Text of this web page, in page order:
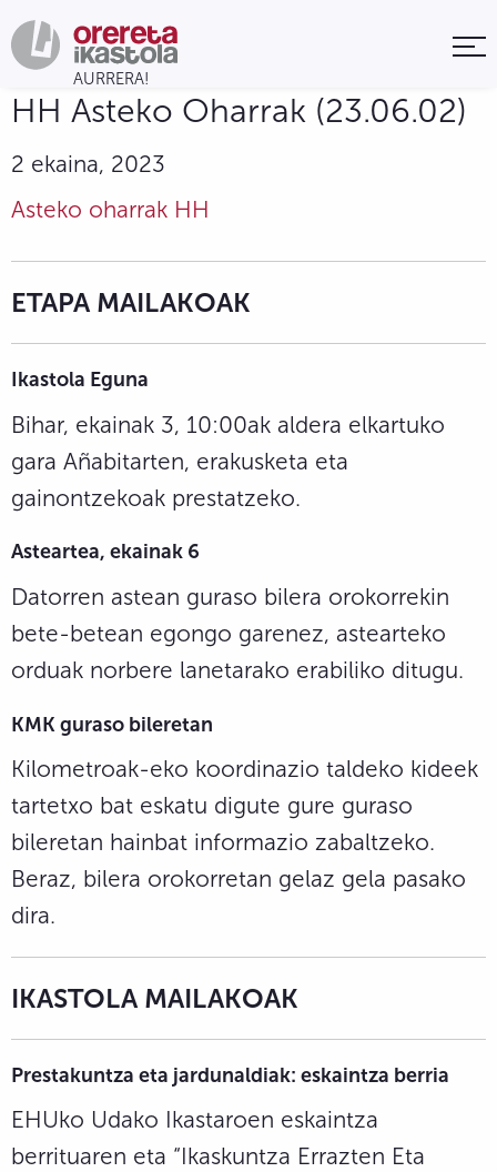
HH Asteko Oharrak (23.06.02)
2 ekaina, 2023
Asteko oharrak HH
ETAPA MAILAKOAK
Ikastola Eguna
Bihar, ekainak 3, 10:00ak aldera elkartuko
gara Añabitarten, erakusketa eta
gainontzekoak prestatzeko.
Asteartea, ekainak 6
Datorren astean guraso bilera orokorrekin
bete-betean egongo garenez, astearteko
orduak norbere lanetarako erabiliko ditugu.
KMK guraso bileretan
Kilometroak-eko koordinazio taldeko kideek
tartetxo bat eskatu digute gure guraso
bileretan hainbat informazio zabaltzeko.
Beraz, bilera orokorretan gelaz gela pasako
dira.
IKASTOLA MAILAKOAK
Prestakuntza eta jardunaldiak: eskaintza berria
EHUko Udako Ikastaroen eskaintza
berrituaren eta “Ikaskuntza Errazten Eta